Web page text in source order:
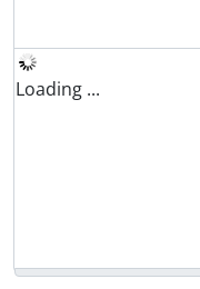
Loading ...